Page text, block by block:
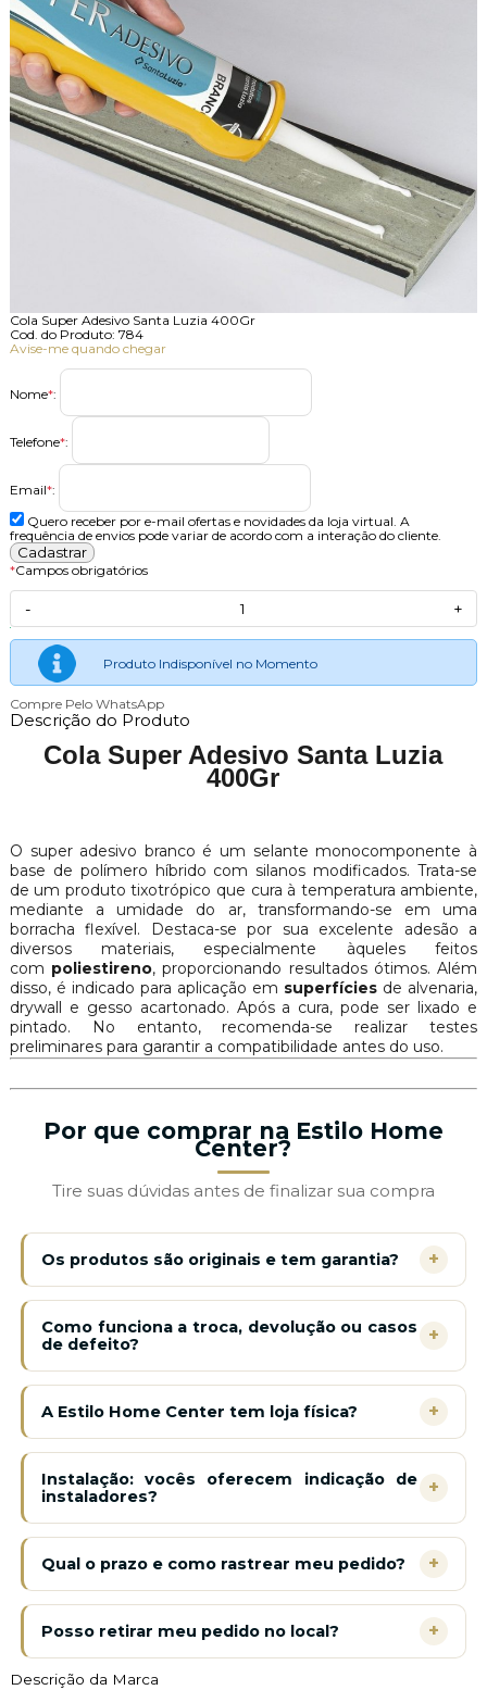
Cola Super Adesivo Santa Luzia 400Gr
Cod. do Produto: 784
Avise-me quando chegar
Nome*:
Telefone*:
Email*:
Quero receber por e-mail ofertas e novidades da loja virtual. A
frequência de envios pode variar de acordo com a interação do cliente.
*Campos obrigatórios
- +
Produto Indisponível no Momento
Compre Pelo WhatsApp
Descrição do Produto
Cola Super Adesivo Santa Luzia
400Gr
O super adesivo branco é um selante monocomponente à
base de polímero híbrido com silanos modificados. Trata-se
de um produto tixotrópico que cura à temperatura ambiente,
mediante a umidade do ar, transformando-se em uma
borracha flexível. Destaca-se por sua excelente adesão a
diversos materiais, especialmente àqueles feitos
com poliestireno, proporcionando resultados ótimos. Além
disso, é indicado para aplicação em superfícies de alvenaria,
drywall e gesso acartonado. Após a cura, pode ser lixado e
pintado. No entanto, recomenda-se realizar testes
preliminares para garantir a compatibilidade antes do uso.
Por que comprar na Estilo Home
Center?
Tire suas dúvidas antes de finalizar sua compra
Os produtos são originais e tem garantia? +
Como funciona a troca, devolução ou casos
de defeito?
+
A Estilo Home Center tem loja física? +
Instalação: vocês oferecem indicação de
instaladores?
+
Qual o prazo e como rastrear meu pedido? +
Posso retirar meu pedido no local? +
Descrição da Marca